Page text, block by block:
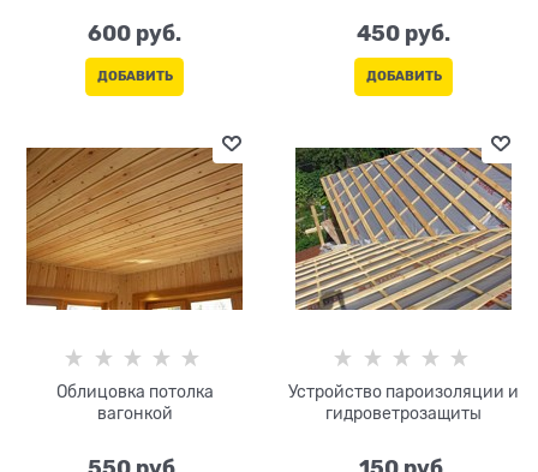
600 руб.
ДОБАВИТЬ
450 руб.
ДОБАВИТЬ
Облицовка потолка
вагонкой
Устройство пароизоляции и
гидроветрозащиты